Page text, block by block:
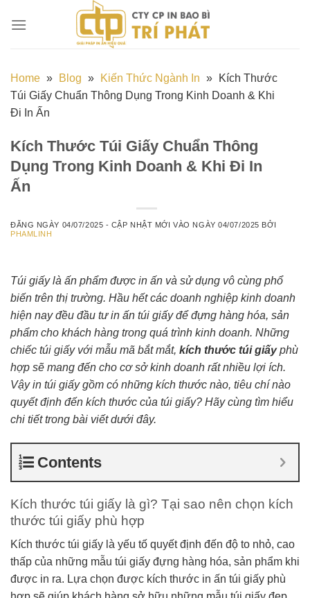
đến
Home » Blog » Kiến Thức Ngành In »
Kích Thước
Túi Giấy Chuẩn Thông Dụng Trong Kinh Doanh & Khi
Đi In Ấn
Kích Thước Túi Giấy Chuẩn Thông
Dụng Trong Kinh Doanh & Khi Đi In
Ấn
ĐĂNG NGÀY 04/07/2025 - CẬP NHẬT MỚI VÀO NGÀY04/07/2025 BỞI
PHAMLINH
Túi giấy là ấn phẩm được in ấn và sử dụng vô cùng phổ
biến trên thị trường. Hầu hết các doanh nghiệp kinh doanh
hiện nay đều đầu tư in ấn túi giấy để đựng hàng hóa, sản
phẩm cho khách hàng trong quá trình kinh doanh. Những
chiếc túi giấy với mẫu mã bắt mắt, kích thước túi giấyphù
hợp sẽ mang đến cho cơ sở kinh doanh rất nhiều lợi ích.
Vậy in túi giấy gồm có những kích thước nào, tiêu chí nào
quyết định đến kích thước của túi giấy? Hãy cùng tìm hiểu
chi tiết trong bài viết dưới đây.
Contents
Kích thước túi giấy là gì? Tại sao nên chọn kích
thước túi giấy phù hợp
Kích thước túi giấy là yếu tố quyết định đến độ to nhỏ, cao
thấp của những mẫu túi giấy đựng hàng hóa, sản phẩm khi
được in ra. Lựa chọn được kích thước in ấn túi giấy phù